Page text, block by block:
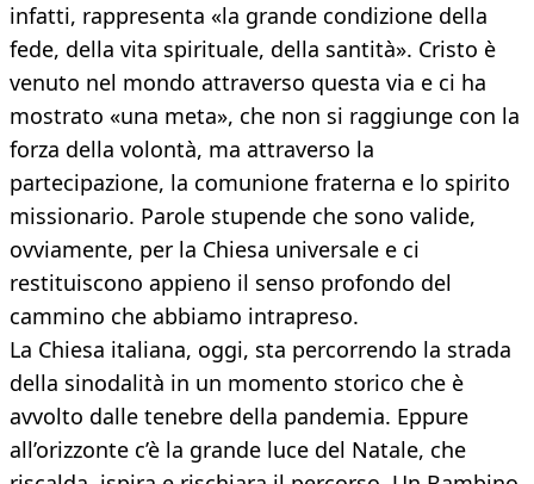
infatti, rappresenta «la grande condizione della
fede, della vita spirituale, della santità». Cristo è
venuto nel mondo attraverso questa via e ci ha
mostrato «una meta», che non si raggiunge con la
forza della volontà, ma attraverso la
partecipazione, la comunione fraterna e lo spirito
missionario. Parole stupende che sono valide,
ovviamente, per la Chiesa universale e ci
restituiscono appieno il senso profondo del
cammino che abbiamo intrapreso.
La Chiesa italiana, oggi, sta percorrendo la strada
della sinodalità in un momento storico che è
avvolto dalle tenebre della pandemia. Eppure
all’orizzonte c’è la grande luce del Natale, che